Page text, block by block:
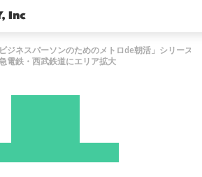
ビジネスパーソンのためのメトロde朝活」シリーズ
電鉄・西武鉄道にエリア拡大